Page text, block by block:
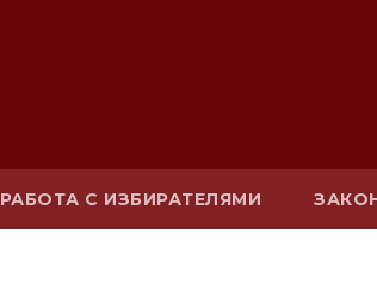
РАБОТА С ИЗБИРАТЕЛЯМИ